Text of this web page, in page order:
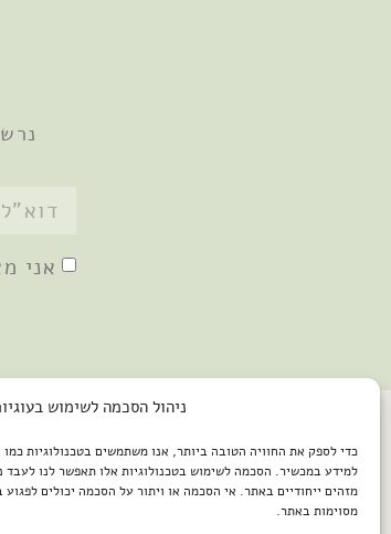
ניהול הסכמה לשימוש
כדי לספק את החוויה הטובה ביותר, אנו משתמשים בטכנולוגיות
למידע במכשיר. הסכמה לשימוש בטכנולוגיות אלו תאפשר לנו לעבד
מזהים ייחודיים באתר. אי הסכמה או ויתור על הסכמה יכולים לפגוע
מסוימות באתר.
אני